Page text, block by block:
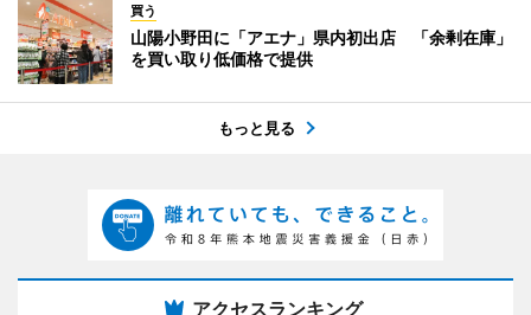
買う
山陽小野田に「アエナ」県内初出店 「余剰在庫」
を買い取り低価格で提供
もっと見る
アクセスランキング